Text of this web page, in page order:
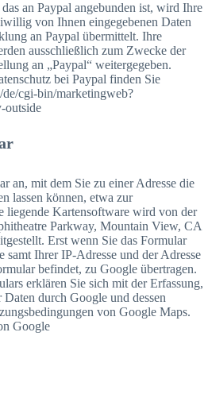
an Paypal angebunden ist, wird Ihre
von Ihnen eingegebenen Daten
an Paypal übermittelt. Ihre
ausschließlich zum Zwecke der
an „Paypal“ weitergegeben.
bei Paypal finden Sie
cgi-bin/marketingweb?
outside
an, mit dem Sie zu einer Adresse die
lassen können, etwa zur
liegende Kartensoftware wird von der
Parkway, Mountain View, CA
Erst wenn Sie das Formular
Ihrer IP-Adresse und der Adresse
befindet, zu Google übertragen.
erklären Sie sich mit der Erfassung,
durch Google und dessen
von Google Maps.
Google